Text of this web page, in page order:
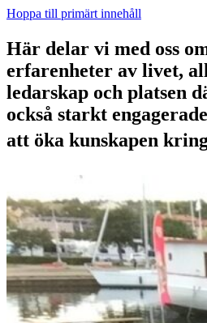
Hoppa till primärt innehåll
Här delar vi med oss
erfarenheter av livet,
ledarskap och platsen
också starkt
att öka kunskapen